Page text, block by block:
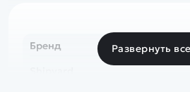
Бренд
Развернуть все